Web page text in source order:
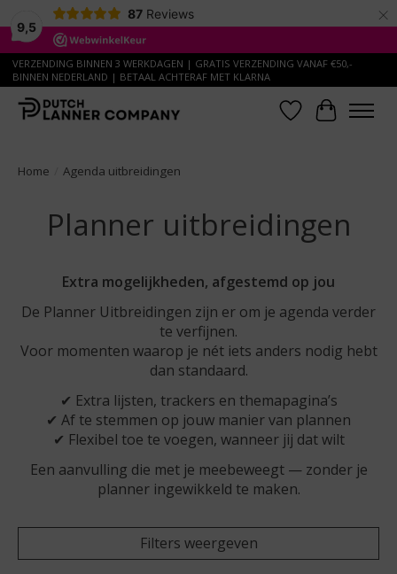
9,5
87 Reviews ×
VERZENDING BINNEN 3 WERKDAGEN | GRATIS VERZENDING VANAF €50,-
BINNEN NEDERLAND | BETAAL ACHTERAF MET KLARNA
Verlanglijst
Home Agenda uitbreidingen
Planner uitbreidingen
Extra mogelijkheden, afgestemd op jou
De Planner Uitbreidingen zijn er om je agenda verder
te verfijnen.
Voor momenten waarop je nét iets anders nodig hebt
dan standaard.
✔ Extra lijsten, trackers en themapagina’s
✔ Af te stemmen op jouw manier van plannen
✔ Flexibel toe te voegen, wanneer jij dat wilt
Een aanvulling die met je meebeweegt — zonder je
planner ingewikkeld te maken.
Filters weergeven